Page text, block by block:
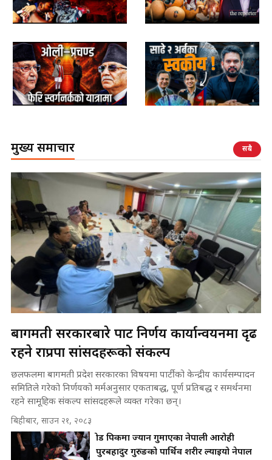
मुख्य समाचार सबै
बागमती सरकारबारे पार्टी निर्णय कार्यान्वयनमा दृढ
रहने राप्रपा सांसदहरूको संकल्प
छलफलमा बागमती प्रदेश सरकारका विषयमा पार्टीको केन्द्रीय कार्यसम्पादन
समितिले गरेको निर्णयको मर्मअनुसार एकताबद्ध, पूर्ण प्रतिबद्ध र समर्थनमा
रहने सामूहिक संकल्प सांसदहरूले व्यक्त गरेका छन्।
बिहीबार, साउन २१, २०८३
ब्रोड पिकमा ज्यान गुमाएका नेपाली आरोही
पुरबहादुर गुरुङको पार्थिव शरीर ल्याइयो नेपाल